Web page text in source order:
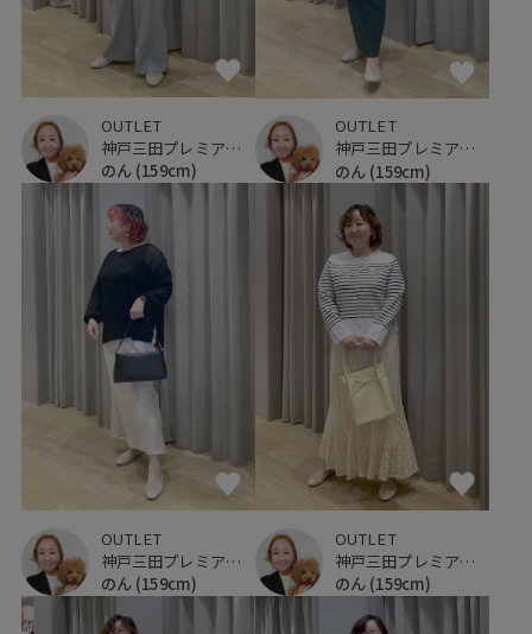
OUTLET
神戸三田プレミアム・アウトレット
のん (159cm)
OUTLET
神戸三田プレミアム・アウトレット
のん (159cm)
OUTLET
神戸三田プレミアム・アウトレット
のん (159cm)
OUTLET
神戸三田プレミアム・アウトレット
のん (159cm)